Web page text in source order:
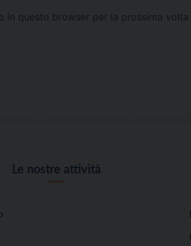
in questo browser per la prossima volta
Le nostre attività